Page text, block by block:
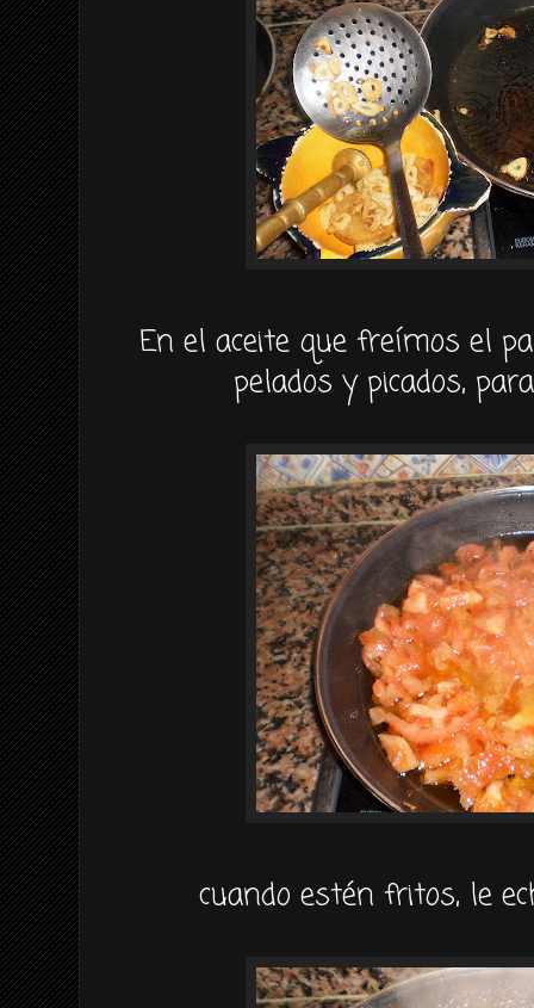
En el aceite que freímos el
pelados y picados,
cuando estén fritos, le